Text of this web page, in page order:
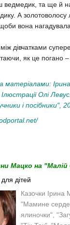
ведмедик, та ще й
А
вона
дівчатками
як це погано
матеріалами:
Олі
і посібники",
Мацко на "Малій
дітей
Казочки Ірина
"Мамине
ялиночки",